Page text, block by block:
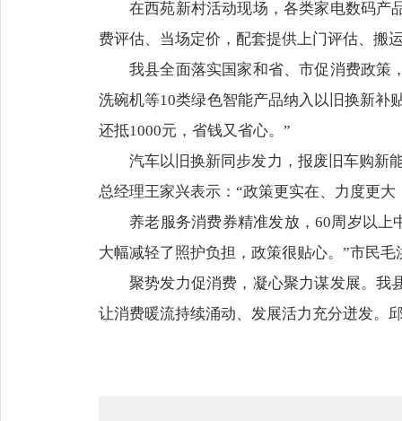
在西苑新村活动现场，各类家电数码产
费评估、当场定价，配套提供上门评估、搬
我县全面落实国家和省、市促消费政策
洗碗机等10类绿色智能产品纳入以旧换新补
还抵1000元，省钱又省心。”
汽车以旧换新同步发力，报废旧车购新
总经理王家兴表示：“政策更实在、力度更
养老服务消费券精准发放，60周岁以上
大幅减轻了照护负担，政策很贴心。”市民毛
聚势发力促消费，凝心聚力谋发展。我
让消费暖流持续涌动、发展活力充分迸发。